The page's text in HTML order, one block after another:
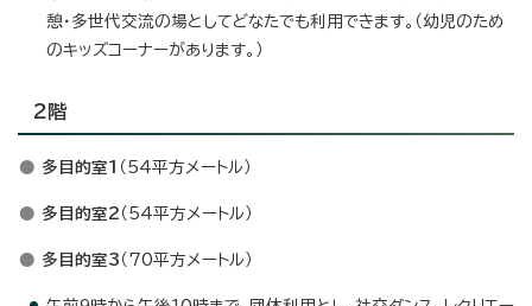
憩・多世代交流の場としてどなたでも利用できます。（幼児のため
のキッズコーナーがあります。）
2階
多目的室1 （54平方メートル）
多目的室2 （54平方メートル）
多目的室3 （70平方メートル）